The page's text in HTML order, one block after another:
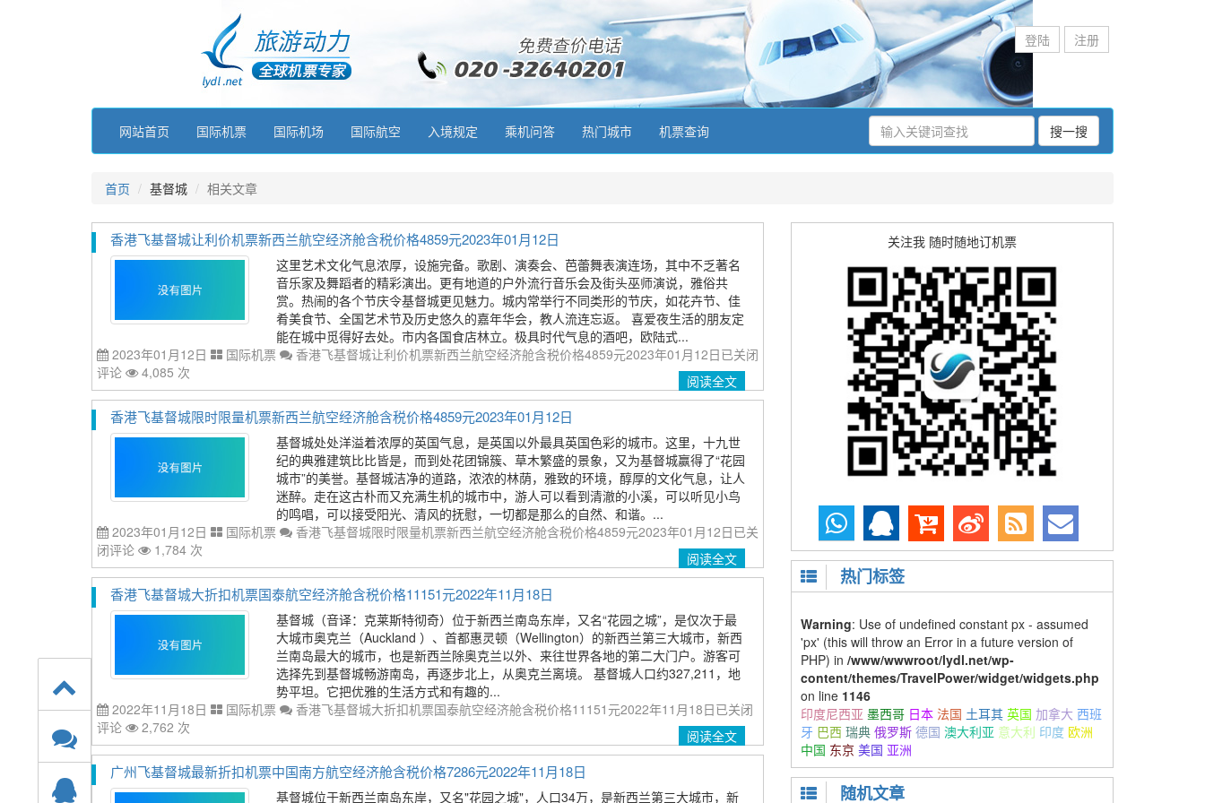
登陆 注册
网站首页 国际机票 国际机场 国际航空 入境规定 乘机问答 热门城市 机票查询 搜一搜
首页 基督城 相关文章
香港飞基督城让利价机票新西兰航空经济舱含税价格4859元2023年01月12日
这里艺术文化气息浓厚，设施完备。歌剧、演奏会、芭蕾舞表演连场，其中不乏著名
音乐家及舞蹈者的精彩演出。更有地道的户外流行音乐会及街头巫师演说，雅俗共
赏。热闹的各个节庆令基督城更见魅力。城内常举行不同类形的节庆，如花卉节、佳
肴美食节、全国艺术节及历史悠久的嘉年华会，教人流连忘返。 喜爱夜生活的朋友定
能在城中觅得好去处。市内各国食店林立。极具时代气息的酒吧，欧陆式...
2023年01月12日
国际机票 香港飞基督城让利价机票新西兰航空经济舱含税价格4859元2023年01月12日已关闭
评论
4,085 次 阅读全文
香港飞基督城限时限量机票新西兰航空经济舱含税价格4859元2023年01月12日
基督城处处洋溢着浓厚的英国气息，是英国以外最具英国色彩的城市。这里，十九世
纪的典雅建筑比比皆是，而到处花团锦簇、草木繁盛的景象，又为基督城赢得了“花园
城市”的美誉。基督城洁净的道路，浓浓的林荫，雅致的环境，醇厚的文化气息，让人
迷醉。走在这古朴而又充满生机的城市中，游人可以看到清澈的小溪，可以听见小鸟
的鸣唱，可以接受阳光、清风的抚慰，一切都是那么的自然、和谐。...
2023年01月12日
国际机票 香港飞基督城限时限量机票新西兰航空经济舱含税价格4859元2023年01月12日已关
闭评论
1,784 次 阅读全文
香港飞基督城大折扣机票国泰航空经济舱含税价格11151元2022年11月18日
基督城（音译：克莱斯特彻奇）位于新西兰南岛东岸，又名“花园之城”，是仅次于最
大城市奥克兰（Auckland ）、首都惠灵顿（Wellington）的新西兰第三大城市，新西
兰南岛最大的城市，也是新西兰除奥克兰以外、来往世界各地的第二大门户。游客可
选择先到基督城畅游南岛，再逐步北上，从奥克兰离境。 基督城人口约327,211，地
势平坦。它把优雅的生活方式和有趣的...
2022年11月18日
国际机票 香港飞基督城大折扣机票国泰航空经济舱含税价格11151元2022年11月18日已关闭
评论
2,762 次 阅读全文
广州飞基督城最新折扣机票中国南方航空经济舱含税价格7286元2022年11月18日
基督城位于新西兰南岛东岸，又名"花园之城"，人口34万，是新西兰第三大城市，新
关注我 随时随地订机票
热门标签
Warning: Use of undefined constant px - assumed
'px' (this will throw an Error in a future version of
PHP) in /www/wwwroot/lydl.net/wp-
content/themes/TravelPower/widget/widgets.php
on line 1146
印度尼西亚 墨西哥 日本 法国 土耳其 英国 加拿大 西班
牙 巴西 瑞典 俄罗斯 德国 澳大利亚 意大利 印度 欧洲
中国 东京 美国 亚洲
随机文章